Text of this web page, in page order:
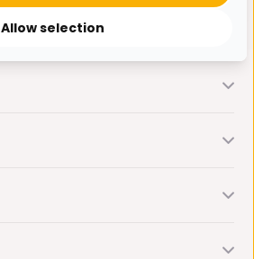
Allow selection